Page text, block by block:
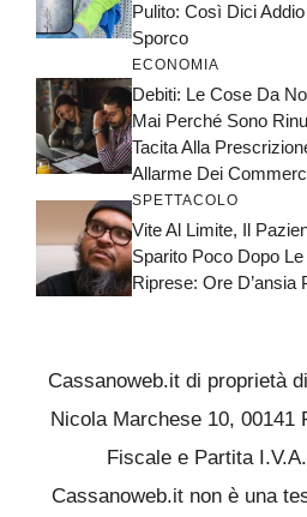
Pulito: Così Dici
Sporco
ECONOMIA
Debiti: Le Cose Da
Mai Perché Sono
Tacita Alla
Allarme Dei
SPETTACOLO
Vite Al Limite, Il
Sparito Poco Dopo Le
Riprese: Ore D’ansia
Cassanoweb.it di proprietà
Nicola Marchese 10, 00141
Fiscale e Partita
Cassanoweb.it non è una